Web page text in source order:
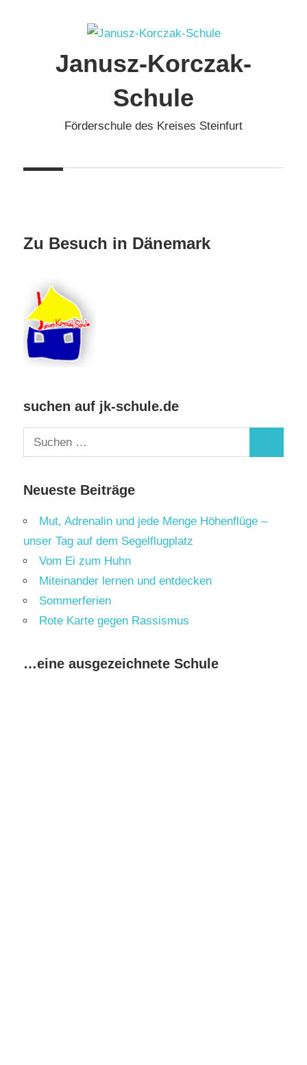
Janusz-Korczak-
Schule
Förderschule des Kreises Steinfurt
Zu Besuch in Dänemark
suchen auf jk-schule.de
Suchen
nach:
Neueste Beiträge
Mut, Adrenalin und jede Menge Höhenflüge –
unser Tag auf dem Segelflugplatz
Vom Ei zum Huhn
Miteinander lernen und entdecken
Sommerferien
Rote Karte gegen Rassismus
…eine ausgezeichnete Schule